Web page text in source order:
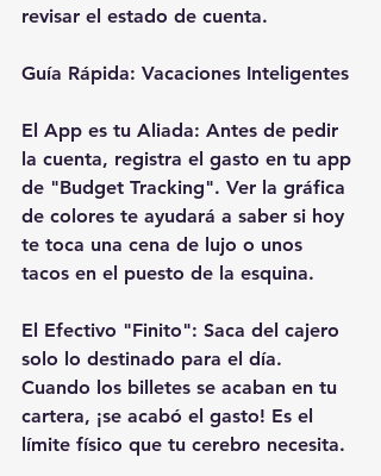
revisar el estado de cuenta.
Guía Rápida: Vacaciones Inteligentes
El App es tu Aliada: Antes de pedir
la cuenta, registra el gasto en tu app
de "Budget Tracking". Ver la gráfica
de colores te ayudará a saber si hoy
te toca una cena de lujo o unos
tacos en el puesto de la esquina.
El Efectivo "Finito": Saca del cajero
solo lo destinado para el día.
Cuando los billetes se acaban en tu
cartera, ¡se acabó el gasto! Es el
límite físico que tu cerebro necesita.